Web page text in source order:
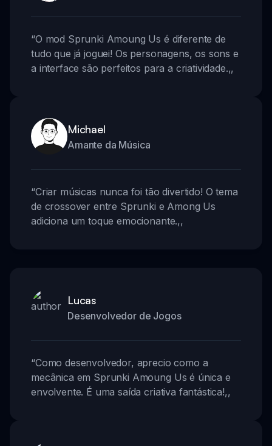
“O mod Sprunki Amoung Us é diferente de
tudo que já joguei! Os personagens, os sons e
a interface são perfeitos para a criatividade.,,
Michael
Amante da Música
“Criar músicas nunca foi tão divertido! O tema
de crossover entre Sprunki e Among Us
adiciona um toque emocionante.,,
Lucas
Desenvolvedor de Jogos
“Como desenvolvedor, aprecio como a
mecânica em Sprunki Amoung Us é única e
envolvente. É uma saída criativa fantástica!,,